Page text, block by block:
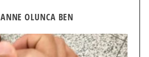
ANNE OLUNCA BEN